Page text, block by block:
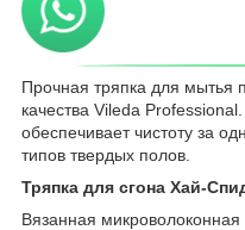
Прочная тряпка для мытья
качества Vileda
обеспечивает чистоту за
типов твердых полов.
Тряпка для сгона Хай-
Вязанная микроволоконная